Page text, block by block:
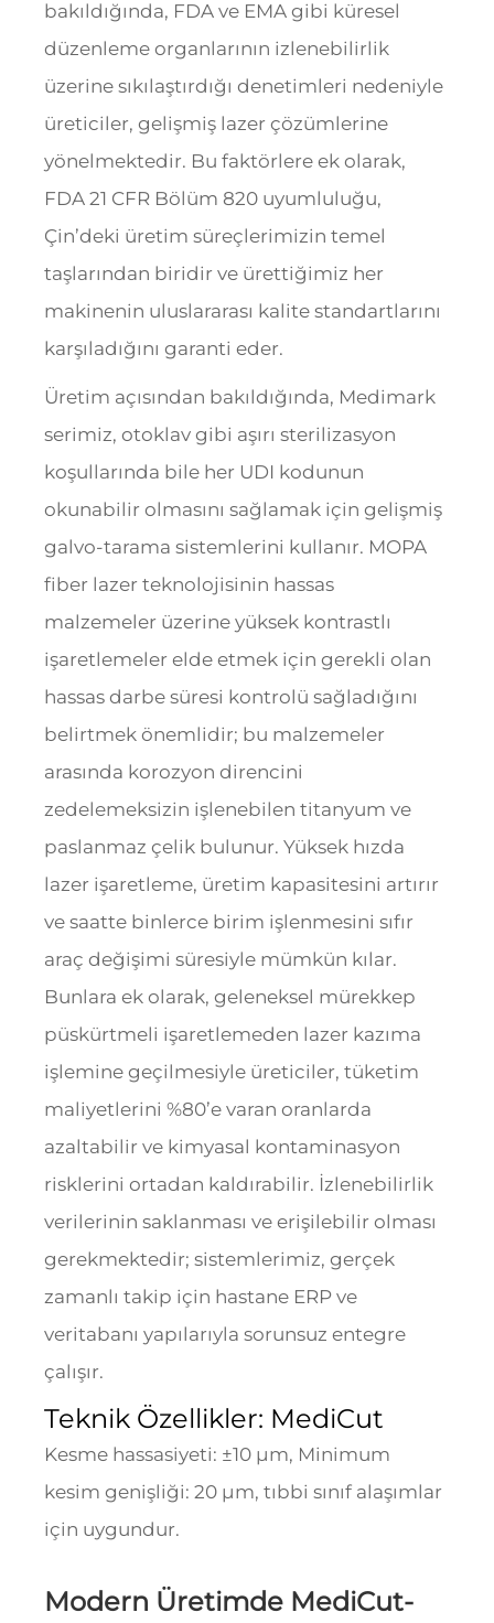
bakıldığında, FDA ve EMA gibi küresel
düzenleme organlarının izlenebilirlik
üzerine sıkılaştırdığı denetimleri nedeniyle
üreticiler, gelişmiş lazer çözümlerine
yönelmektedir. Bu faktörlere ek olarak,
FDA 21 CFR Bölüm 820 uyumluluğu,
Çin’deki üretim süreçlerimizin temel
taşlarından biridir ve ürettiğimiz her
makinenin uluslararası kalite standartlarını
karşıladığını garanti eder.
Üretim açısından bakıldığında, Medimark
serimiz, otoklav gibi aşırı sterilizasyon
koşullarında bile her UDI kodunun
okunabilir olmasını sağlamak için gelişmiş
galvo-tarama sistemlerini kullanır. MOPA
fiber lazer teknolojisinin hassas
malzemeler üzerine yüksek kontrastlı
işaretlemeler elde etmek için gerekli olan
hassas darbe süresi kontrolü sağladığını
belirtmek önemlidir; bu malzemeler
arasında korozyon direncini
zedelemeksizin işlenebilen titanyum ve
paslanmaz çelik bulunur. Yüksek hızda
lazer işaretleme, üretim kapasitesini artırır
ve saatte binlerce birim işlenmesini sıfır
araç değişimi süresiyle mümkün kılar.
Bunlara ek olarak, geleneksel mürekkep
püskürtmeli işaretlemeden lazer kazıma
işlemine geçilmesiyle üreticiler, tüketim
maliyetlerini %80’e varan oranlarda
azaltabilir ve kimyasal kontaminasyon
risklerini ortadan kaldırabilir. İzlenebilirlik
verilerinin saklanması ve erişilebilir olması
gerekmektedir; sistemlerimiz, gerçek
zamanlı takip için hastane ERP ve
veritabanı yapılarıyla sorunsuz entegre
çalışır.
Teknik Özellikler: MediCut
Kesme hassasiyeti: ±10 μm, Minimum
kesim genişliği: 20 μm, tıbbi sınıf alaşımlar
için uygundur.
Modern Üretimde MediCut-